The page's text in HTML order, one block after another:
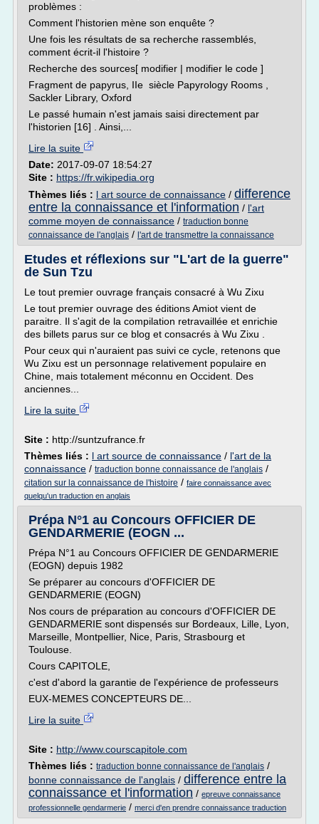
problèmes :
Comment l'historien mène son enquête ?
Une fois les résultats de sa recherche rassemblés,
comment écrit-il l'histoire ?
Recherche des sources[ modifier | modifier le code ]
Fragment de papyrus, IIe siècle Papyrology Rooms ,
Sackler Library, Oxford
Le passé humain n'est jamais saisi directement par
l'historien [16] . Ainsi,...
Lire la suite
Date: 2017-09-07 18:54:27
Site : https://fr.wikipedia.org
Thèmes liés : l art source de connaissance / difference
entre la connaissance et l'information / l'art
comme moyen de connaissance / traduction bonne
connaissance de l'anglais / l'art de transmettre la connaissance
Etudes et réflexions sur "L'art de la guerre"
de Sun Tzu
Le tout premier ouvrage français consacré à Wu Zixu
Le tout premier ouvrage des éditions Amiot vient de
paraitre. Il s'agit de la compilation retravaillée et enrichie
des billets parus sur ce blog et consacrés à Wu Zixu .
Pour ceux qui n'auraient pas suivi ce cycle, retenons que
Wu Zixu est un personnage relativement populaire en
Chine, mais totalement méconnu en Occident. Des
anciennes...
Lire la suite
Site : http://suntzufrance.fr
Thèmes liés : l art source de connaissance / l'art de la
connaissance / traduction bonne connaissance de l'anglais /
citation sur la connaissance de l'histoire / faire connaissance avec
quelqu'un traduction en anglais
Prépa N°1 au Concours OFFICIER DE
GENDARMERIE (EOGN ...
Prépa N°1 au Concours OFFICIER DE GENDARMERIE
(EOGN) depuis 1982
Se préparer au concours d'OFFICIER DE
GENDARMERIE (EOGN)
Nos cours de préparation au concours d'OFFICIER DE
GENDARMERIE sont dispensés sur Bordeaux, Lille, Lyon,
Marseille, Montpellier, Nice, Paris, Strasbourg et
Toulouse.
Cours CAPITOLE,
c'est d'abord la garantie de l'expérience de professeurs
EUX-MEMES CONCEPTEURS DE...
Lire la suite
Site : http://www.courscapitole.com
Thèmes liés : traduction bonne connaissance de l'anglais /
bonne connaissance de l'anglais / difference entre la
connaissance et l'information / epreuve connaissance
professionnelle gendarmerie / merci d'en prendre connaissance traduction